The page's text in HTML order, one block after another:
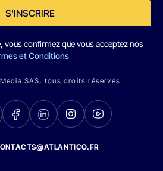
S'INSCRIRE
vous confirmez que vous acceptez nos
et Conditions
SAS. tous droits réservés.